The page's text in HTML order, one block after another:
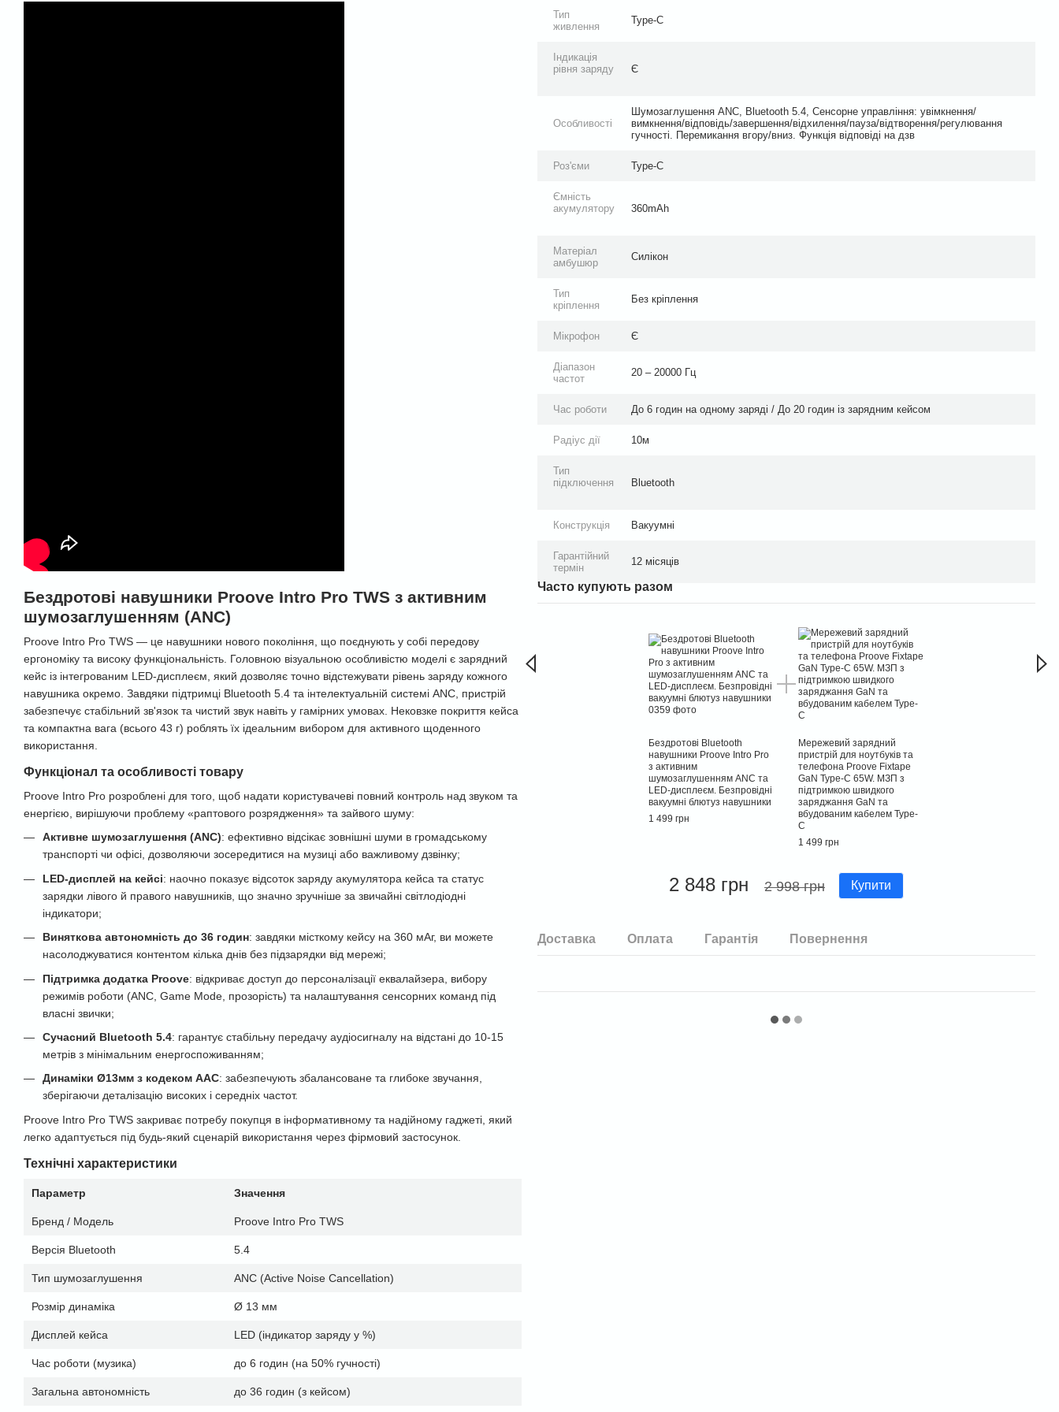
Бездротові навушники Proove Intro Pro TWS з активним
шумозаглушенням (ANC)
Proove Intro Pro TWS — це навушники нового покоління, що поєднують у собі передову
ергономіку та високу функціональність. Головною візуальною особливістю моделі є зарядний
кейс із інтегрованим LED-дисплеєм, який дозволяє точно відстежувати рівень заряду кожного
навушника окремо. Завдяки підтримці Bluetooth 5.4 та інтелектуальній системі ANC, пристрій
забезпечує стабільний зв'язок та чистий звук навіть у гамірних умовах. Нековзке покриття кейса
та компактна вага (всього 43 г) роблять їх ідеальним вибором для активного щоденного
використання.
Функціонал та особливості товару
Proove Intro Pro розроблені для того, щоб надати користувачеві повний контроль над звуком та
енергією, вирішуючи проблему «раптового розрядження» та зайвого шуму:
Активне шумозаглушення (ANC): ефективно відсікає зовнішні шуми в громадському
транспорті чи офісі, дозволяючи зосередитися на музиці або важливому дзвінку;
LED-дисплей на кейсі: наочно показує відсоток заряду акумулятора кейса та статус
зарядки лівого й правого навушників, що значно зручніше за звичайні світлодіодні
індикатори;
Виняткова автономність до 36 годин: завдяки місткому кейсу на 360 мАг, ви можете
насолоджуватися контентом кілька днів без підзарядки від мережі;
Підтримка додатка Proove: відкриває доступ до персоналізації еквалайзера, вибору
режимів роботи (ANC, Game Mode, прозорість) та налаштування сенсорних команд під
власні звички;
Сучасний Bluetooth 5.4: гарантує стабільну передачу аудіосигналу на відстані до 10-15
метрів з мінімальним енергоспоживанням;
Динаміки Ø13мм з кодеком AAC: забезпечують збалансоване та глибоке звучання,
зберігаючи деталізацію високих і середніх частот.
Proove Intro Pro TWS закриває потребу покупця в інформативному та надійному гаджеті, який
легко адаптується під будь-який сценарій використання через фірмовий застосунок.
Технічні характеристики
Параметр Значення
Бренд / Модель Proove Intro Pro TWS
Версія Bluetooth 5.4
Тип шумозаглушення ANC (Active Noise Cancellation)
Розмір динаміка Ø 13 мм
Дисплей кейса LED (індикатор заряду у %)
Час роботи (музика) до 6 годин (на 50% гучності)
Загальна автономність до 36 годин (з кейсом)
Тип
живлення
Type-C
Індикація
рівня заряду
Є
Особливості
Шумозаглушення ANC, Bluetooth 5.4, Сенсорне управління: увімкнення/
вимкнення/відповідь/завершення/відхилення/пауза/відтворення/регулювання
гучності. Перемикання вгору/вниз. Функція відповіді на дзв
Роз'єми Type-C
Ємність
акумулятору
360mAh
Матеріал
амбушюр
Силікон
Тип
кріплення
Без кріплення
Мікрофон Є
Діапазон
частот
20 – 20000 Гц
Час роботи До 6 годин на одному заряді / До 20 годин із зарядним кейсом
Радіус дії 10м
Тип
підключення
Bluetooth
Конструкція Вакуумні
Гарантійний
термін
12 місяців
Часто купують разом
Бездротові Bluetooth
навушники Proove Intro Pro
з активним
шумозаглушенням ANC та
LED-дисплеєм. Безпровідні
вакуумні блютуз навушники
1 499 грн
Мережевий зарядний
пристрій для ноутбуків та
телефона Proove Fixtape
GaN Type-C 65W. МЗП з
підтримкою швидкого
заряджання GaN та
вбудованим кабелем Type-
C
1 499 грн
2 848 грн 2 998 грн Купити
Доставка Оплата Гарантія Повернення